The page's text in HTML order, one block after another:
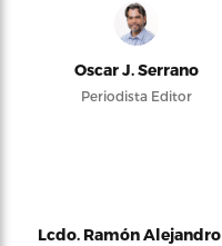
Oscar J. Serrano
Periodista Editor
Lcdo. Ramón Alejandro